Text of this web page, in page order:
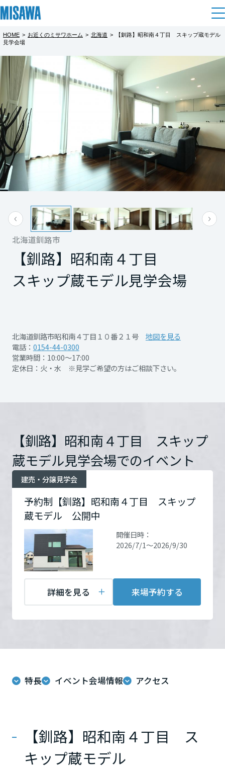
住まい
建てる [注文住宅]
商品ラインアップ
デザイン
テクノロジー（住まいの性能）
建築事例・建築実例
インテリア
住まいづくりガイド
買う
中古住宅検索
スムストック検索
住まいの売却
これから住まいをご検討の方
多彩な動画やこだわりが詰まった建築実例、注目の最新情報など、住
まいづくりを楽しく学べるデジタルラウンジです。
ホームラウンジ 新築・戸建て
土地活用
個人のお客さま
賃貸住宅
賃貸併用住宅
店舗・各種施設
土地活用モデルルーム見学
土地活用実例
法人のお客さま
医療・介護・子育て・障がい福祉施設
土地活用の基礎から長期安定経営を目指すオーナー様まで、賃貸経営
リフォーム
戸建て・マンション
ミサワリフォームとは
リフォームメニュー
リフォーム事例
事業用
ホテル・旅館リフォーム
リフォーム営業所
ームの具体策とアイデアを豊富にご用意しています。
ホームラウンジ リフォーム
まちづくり
複合開発・投資開発
複合開発事業（ASMACI-アスマチ-）
再開発・官民連携事業
分譲マンション開発事業
収益不動産・投資開発事業
事業用売買
事業用地・事業用建物
すべてのフィールドに新しい価値をデザインし、持続可能な未来志向
のまちづくりを実現していきます。
ミサワゼネラルソリューション
オーナーサポート
サポートメニュー
住まいるりんぐ（ロングサポート）
保証制度
アフターメンテナンス
ご相談窓口
お客様センター
ミサワホームオーナーさま・リフォーム工事ご契約者さまとミサワホ
ームを結ぶコミュニケーションサイト。お得・便利・安心なコンテン
ツや、ミサワホームからの大切なお知らせなど配信しています。
ミサワオーナーズクラブ
企 業・IR情報
企業・IR
ニュース
IR情報
SDGs
新卒者採用
中途採用
障がい者採用
ウエルネス事業
海外事業
ミサワアイデンティティ
展示場・イベント情報
カタログ請求
住まいのご相談
HOME > お近くのミサワホーム > 北海道 >
【釧路】昭和南４丁目 スキップ蔵モデル
見学会場
北海道釧路市
【釧路】昭和南４丁目
スキップ蔵モデル見学会場
北海道釧路市昭和南４丁目１０番２１号
地図を見る
電話： 0154-44-0300
営業時間：10:00～17:00
定休日：火・水 ※見学ご希望の方はご相談下さい。
【釧路】昭和南４丁目 スキップ
蔵モデル見学会場でのイベント
予約制【釧路】昭和南４丁目 スキップ
蔵モデル 公開中
建売・分譲見学会
開催日時：
2026/7/1～2026/9/30
詳細を見る 来場予約する
特長 イベント会場情報 アクセス
【釧路】昭和南４丁目 ス
キップ蔵モデル
都道府県を選択
北海道
北海道
東北
青森県
岩手県
宮城県
山形県
福島県
関東
栃木県
群馬県
埼玉県
新潟県
予約制【釧路】昭和南４丁目 スキップ
蔵モデル 公開中
最大高さ４ｍの勾配天井リビングと連続して
大収納空間「蔵」を設け、その上に1.5階の居
室をプラス。
開放感を実現するフロアデザインの住まいを
是非ご覧ください。
開催日時 2026/7/1～2026/9/30
開催場所
【釧路】昭和南４丁目 ス
１０番２１号
Google
Map
お問い合
わせ
電話：
営業時間：10:00～17:00
定休日：火・水 ※見学ご
希望の方はご相談下さい。
担当者：寺田 祐介
来場予約する